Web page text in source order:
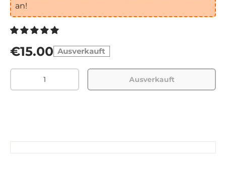
an!
€15.00 Ausverkauft
Menge
Ausverkauft